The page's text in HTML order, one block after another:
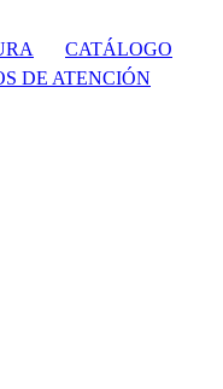
CATÁLOGO
DE ATENCIÓN